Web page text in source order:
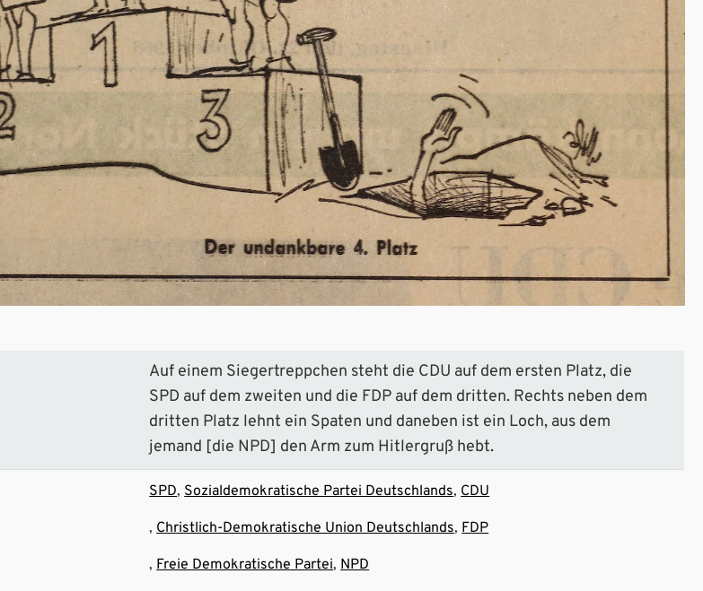
Auf einem Siegertreppchen steht die CDU auf dem ersten Platz, die
SPD auf dem zweiten und die FDP auf dem dritten. Rechts neben dem
dritten Platz lehnt ein Spaten und daneben ist ein Loch, aus dem
jemand [die NPD] den Arm zum Hitlergruß hebt.
SPD Sozialdemokratische Partei Deutschlands CDU
Christlich-Demokratische Union Deutschlands FDP
Freie Demokratische Partei NPD